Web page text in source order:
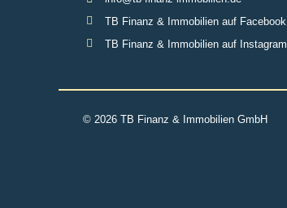
TB Finanz & Immobilien auf Facebook
TB Finanz & Immobilien auf Instagram
© 2026 TB Finanz & Immobilien GmbH